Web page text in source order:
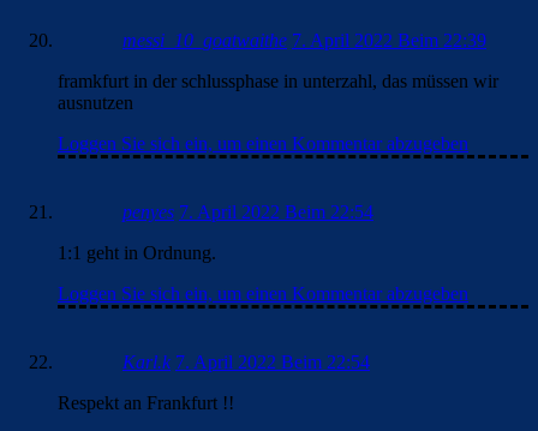
messi_10_goatwaithe 7. April 2022 Beim 22:39
framkfurt in der schlussphase in unterzahl, das müssen wir
ausnutzen
Loggen Sie sich ein, um einen Kommentar abzugeben
penyes 7. April 2022 Beim 22:54
1:1 geht in Ordnung.
Loggen Sie sich ein, um einen Kommentar abzugeben
Karl.k 7. April 2022 Beim 22:54
Respekt an Frankfurt !!